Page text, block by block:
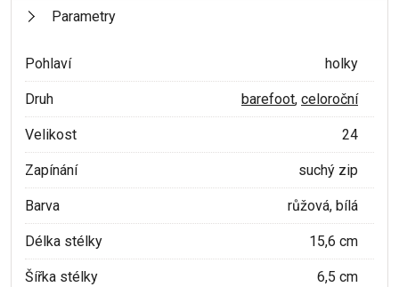
Parametry
Pohlaví holky
Druh barefoot, celoroční
Velikost 24
Zapínání suchý zip
Barva růžová, bílá
Délka stélky 15,6 cm
Šířka stélky 6,5 cm